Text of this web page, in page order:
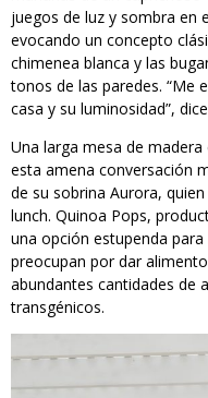
juegos de luz y sombra en
evocando un concepto
chimenea blanca y las
tonos de las paredes. “Me
casa y su luminosidad”,
Una larga mesa de
esta amena conversación
de su sobrina Aurora,
lunch. Quinoa Pops,
una opción estupenda
preocupan por dar
abundantes cantidades de
transgénicos.